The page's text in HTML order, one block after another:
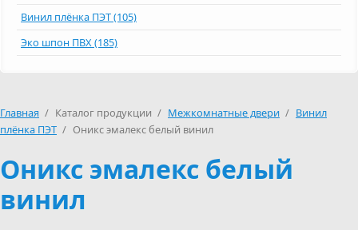
Винил плёнка ПЭТ (105)
Эко шпон ПВХ (185)
Главная / Каталог продукции / Межкомнатные двери / Винил
плёнка ПЭТ / Оникс эмалекс белый винил
Оникс эмалекс белый
винил